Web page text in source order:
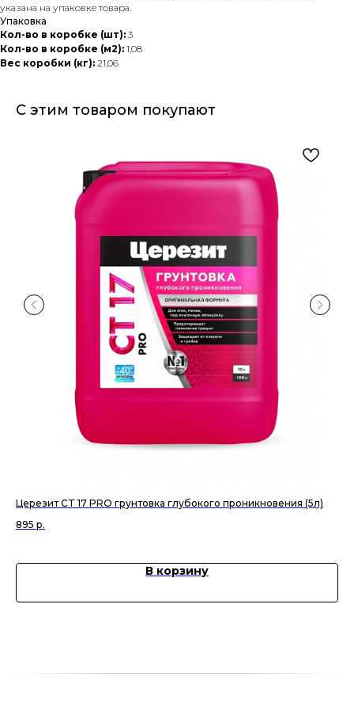
указана на упаковке товара.
Упаковка
Кол-во в коробке (шт): 3
Кол-во в коробке (м2): 1,08
Вес коробки (кг): 21,06
С этим товаром покупают
Церезит CT 17 PRO грунтовка глубокого проникновения (5л)
895 р.
В корзину